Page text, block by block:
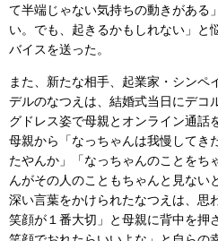
て半端じゃない気持ちの動きがある
い。でも、起きるかもしれない」と
バイスを送った。
また、新たな相手、起業家・シンペ
デルのなつえは、結婚式当日にデコ
グドレス姿で母親とオンライン通話
母親から「なっちゃんは我慢してき
たやんか」「なっちゃんのことをち
んがその人のこともちゃんと見ない
深い言葉をかけられたなつえは、思
笑顔が１番大切」と母親に背中を押